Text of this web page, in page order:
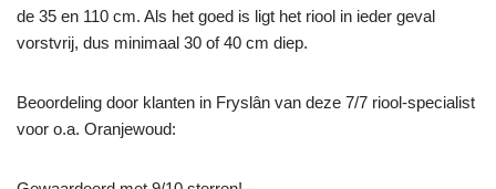
de 35 en 110 cm. Als het goed is ligt het riool in ieder geval
vorstvrij, dus minimaal 30 of 40 cm diep.
Beoordeling door klanten in Fryslân van deze 7/7 riool-specialist
voor o.a. Oranjewoud: